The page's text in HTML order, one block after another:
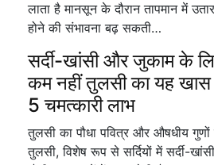
लाता है मानसून के दौरान तापमान में
होने की संभावना बढ़ सकती…
सर्दी-खांसी और जुकाम के
कम नहीं तुलसी का यह
5 चमत्कारी लाभ
तुलसी का पौधा पवित्र और औषधीय गुणों
तुलसी, विशेष रूप से सर्दियों में सर्दी-